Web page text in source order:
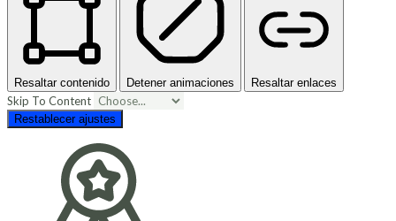
Resaltar contenido Detener animaciones Resaltar enlaces
Skip To Content
Restablecer ajustes